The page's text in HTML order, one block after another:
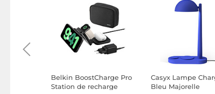
Belkin BoostCharge Pro
Station de recharge
Casyx Lampe
Bleu Majorelle